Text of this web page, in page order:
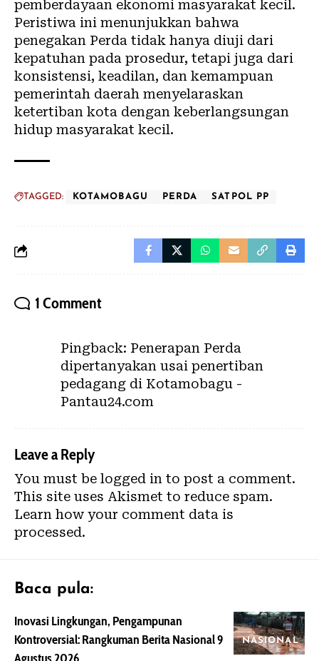
pemberdayaan ekonomi masyarakat kecil.
Peristiwa ini menunjukkan bahwa
penegakan Perda tidak hanya diuji dari
kepatuhan pada prosedur, tetapi juga dari
konsistensi, keadilan, dan kemampuan
pemerintah daerah menyelaraskan
ketertiban kota dengan keberlangsungan
hidup masyarakat kecil.
TAGGED: KOTAMOBAGU PERDA SATPOL PP
1 Comment
Pingback: Penerapan Perda
dipertanyakan usai penertiban
pedagang di Kotamobagu -
Pantau24.com
Leave a Reply
You must be logged in to post a comment.
This site uses Akismet to reduce spam.
Learn how your comment data is
processed.
Baca pula:
NASIONAL
Inovasi Lingkungan, Pengampunan
Kontroversial: Rangkuman Berita Nasional 9